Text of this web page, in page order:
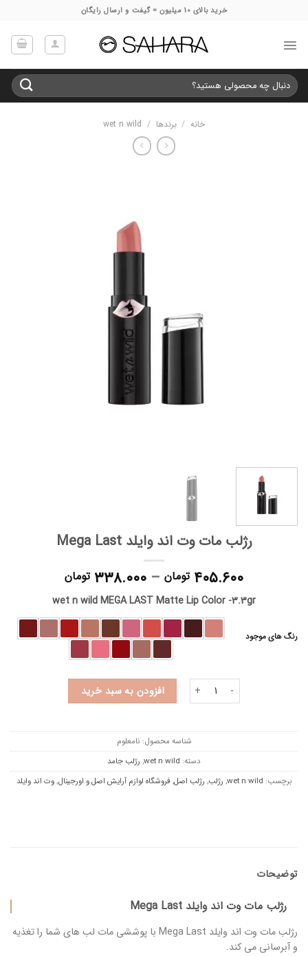
خرید بالای 10 میلیون = گیفت و ارسال رایگان
جستجو
برای:
خانه / برندها /
wet n wild
رژلب مات وت اند وایلد Mega Last
۴۰۵.۶۰۰ تومان – ۳۳۸.۰۰۰ تومانPrice
range:
through
۴۰۵.۶۰۰ تومان
wet n wild MEGA LAST Matte Lip Color -3.3gr
رنگ های موجود
رژلب مات وت اند وایلد Mega Last عددافزودن به سبد خرید
شناسه محصول: نامعلوم
دسته: wet n wild
, رژلب جامد
برچسب: wet n wild
, رژلب, رژلب اصل, فروشگاه لوازم آرایش اصل و اورجینال,وت اند وایلد
توضیحات
رژلب مات وت اند وایلد Mega Last
رژلب مات وت اند وایلد Mega Last با پوششی مات لب های شما را تغذیه
و آبرسانی می کند.